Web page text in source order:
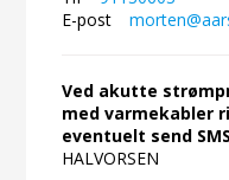
E-post
Ved akutte
med varmekabler
eventuelt send
HALVORSEN